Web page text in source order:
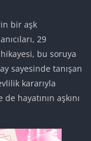
bir aşk
29
hikayesi, bu soruya
sayesinde tanışan
kararıyla
hayatının aşkını